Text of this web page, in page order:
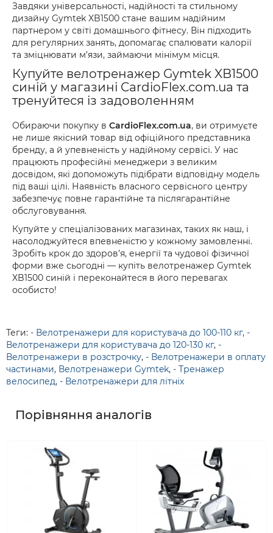
Завдяки універсальності, надійності та стильному
дизайну Gymtek XB1500 стане вашим надійним
партнером у світі домашнього фітнесу. Він підходить
для регулярних занять, допомагає спалювати калорії
та зміцнювати м’язи, займаючи мінімум місця.
Купуйте велотренажер Gymtek XB1500
синій у магазині CardioFlex.com.ua та
тренуйтеся із задоволенням
Обираючи покупку в CardioFlex.com.ua, ви отримуєте
не лише якісний товар від офіційного представника
бренду, а й упевненість у надійному сервісі. У нас
працюють професійні менеджери з великим
досвідом, які допоможуть підібрати відповідну модель
під ваші цілі. Наявність власного сервісного центру
забезпечує повне гарантійне та післягарантійне
обслуговування.
Купуйте у спеціалізованих магазинах, таких як наш, і
насолоджуйтеся впевненістю у кожному замовленні.
Зробіть крок до здоров’я, енергії та чудової фізичної
форми вже сьогодні — купіть велотренажер Gymtek
XB1500 синій і переконайтеся в його перевагах
особисто!
Теги: - Велотренажери для користувача до 100-110 кг, -
Велотренажери для користувача до 120-130 кг, -
Велотренажери в розстрочку, - Велотренажери в оплату
частинами, Велотренажери Gymtek, - Тренажер
велосипед, - Велотренажери для літніх
Порівняння аналогів